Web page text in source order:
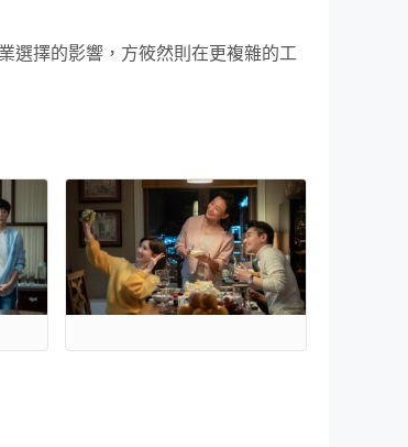
選擇的影響，方筱然則在更複雜的工